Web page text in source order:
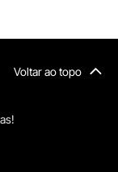
Voltar ao topo